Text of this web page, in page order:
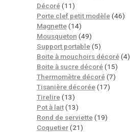
Décoré (11)
Porte clef petit modèle (46)
Magnette (14)
Mousqueton (49)
Support portable (5)
Boite à mouchoirs décoré (4)
Boite à sucre décoré (15)
Thermomètre décoré (7)
Tisanière décorée (17)
Tirelire (13)
Pot à lait (13)
Rond de serviette (19)
Coquetier (21)